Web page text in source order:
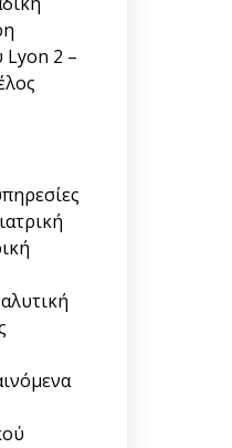
Lyon 2 –